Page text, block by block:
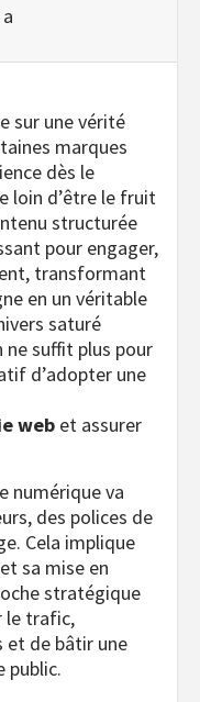
sur une vérité
marques
dès le
loin d’être le fruit
structurée
pour engager,
transformant
en un véritable
saturé
suffit plus pour
d’adopter une
web et assurer
numérique va
des polices de
Cela implique
sa mise en
stratégique
le trafic,
et de bâtir une
public.